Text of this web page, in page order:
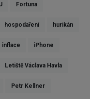
Fortuna
hospodaření hurikán
inflace iPhone
Letiště Václava Havla
Petr Kellner